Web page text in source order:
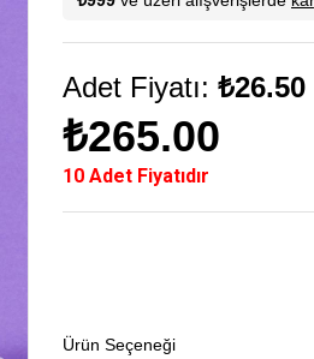
Adet Fiyatı: ₺26.50
₺265.00
10 Adet Fiyatıdır
Ürün Seçeneği